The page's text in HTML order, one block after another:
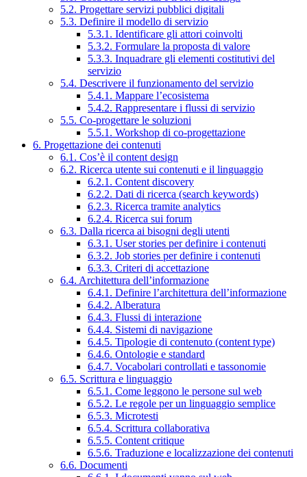
5.2. Progettare servizi pubblici digitali
5.3. Definire il modello di servizio
5.3.1. Identificare gli attori coinvolti
5.3.2. Formulare la proposta di valore
5.3.3. Inquadrare gli elementi costitutivi del
servizio
5.4. Descrivere il funzionamento del servizio
5.4.1. Mappare l’ecosistema
5.4.2. Rappresentare i flussi di servizio
5.5. Co-progettare le soluzioni
5.5.1. Workshop di co-progettazione
6. Progettazione dei contenuti
6.1. Cos’è il content design
6.2. Ricerca utente sui contenuti e il linguaggio
6.2.1. Content discovery
6.2.2. Dati di ricerca (search keywords)
6.2.3. Ricerca tramite analytics
6.2.4. Ricerca sui forum
6.3. Dalla ricerca ai bisogni degli utenti
6.3.1. User stories per definire i contenuti
6.3.2. Job stories per definire i contenuti
6.3.3. Criteri di accettazione
6.4. Architettura dell’informazione
6.4.1. Definire l’architettura dell’informazione
6.4.2. Alberatura
6.4.3. Flussi di interazione
6.4.4. Sistemi di navigazione
6.4.5. Tipologie di contenuto (content type)
6.4.6. Ontologie e standard
6.4.7. Vocabolari controllati e tassonomie
6.5. Scrittura e linguaggio
6.5.1. Come leggono le persone sul web
6.5.2. Le regole per un linguaggio semplice
6.5.3. Microtesti
6.5.4. Scrittura collaborativa
6.5.5. Content critique
6.5.6. Traduzione e localizzazione dei contenuti
6.6. Documenti